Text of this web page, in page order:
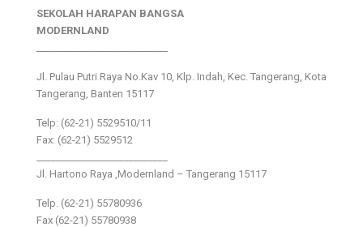
SEKOLAH HARAPAN BANGSA
MODERNLAND
Jl. Pulau Putri Raya No.Kav 10, Klp. Indah, Kec. Tangerang, Kota
Tangerang, Banten 15117
Telp: (62-21) 5529510/11
Fax: (62-21) 5529512
Jl. Hartono Raya ,Modernland – Tangerang 15117
Telp. (62-21) 55780936
Fax (62-21) 55780938